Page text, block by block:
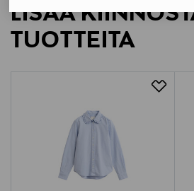
Digitaalinen osoite
Vogue sukat, bambusukat,
pehmeät sukat
LISÄÄ
TUOTTEITA